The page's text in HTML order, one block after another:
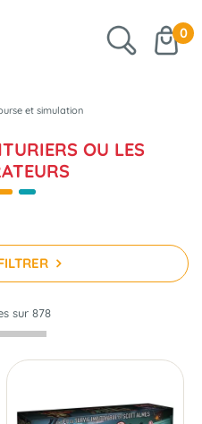
0
et simulation
OU LES
sur 878